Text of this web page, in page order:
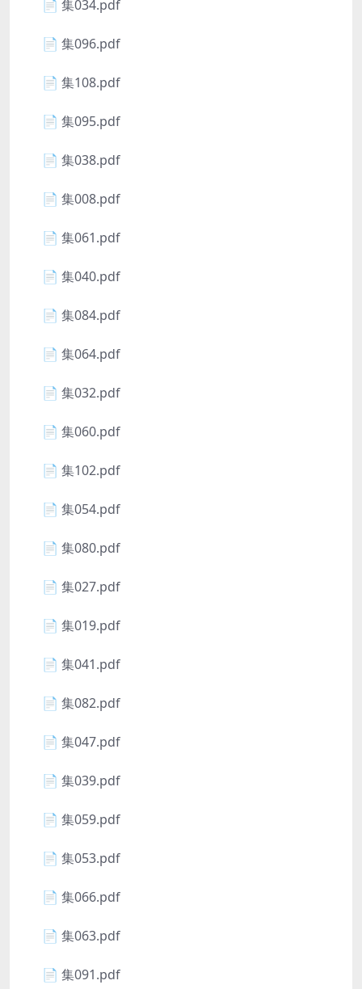
📄 集034.pdf
📄 集096.pdf
📄 集108.pdf
📄 集095.pdf
📄 集038.pdf
📄 集008.pdf
📄 集061.pdf
📄 集040.pdf
📄 集084.pdf
📄 集064.pdf
📄 集032.pdf
📄 集060.pdf
📄 集102.pdf
📄 集054.pdf
📄 集080.pdf
📄 集027.pdf
📄 集019.pdf
📄 集041.pdf
📄 集082.pdf
📄 集047.pdf
📄 集039.pdf
📄 集059.pdf
📄 集053.pdf
📄 集066.pdf
📄 集063.pdf
📄 集091.pdf